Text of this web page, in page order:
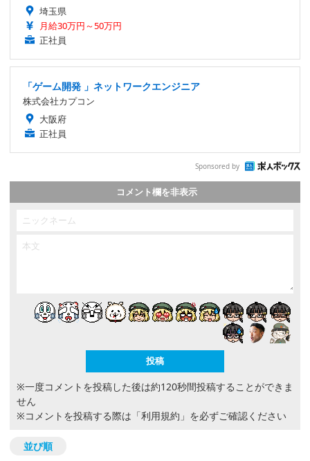
埼玉県
月給30万円～50万円
正社員
「ゲーム開発 」ネットワークエンジニア
株式会社カプコン
大阪府
正社員
Sponsored by
コメント欄を非表示
※一度コメントを投稿した後は約120秒間投稿することができま
せん
※コメントを投稿する際は 「利用規約」 を必ずご確認ください
並び順